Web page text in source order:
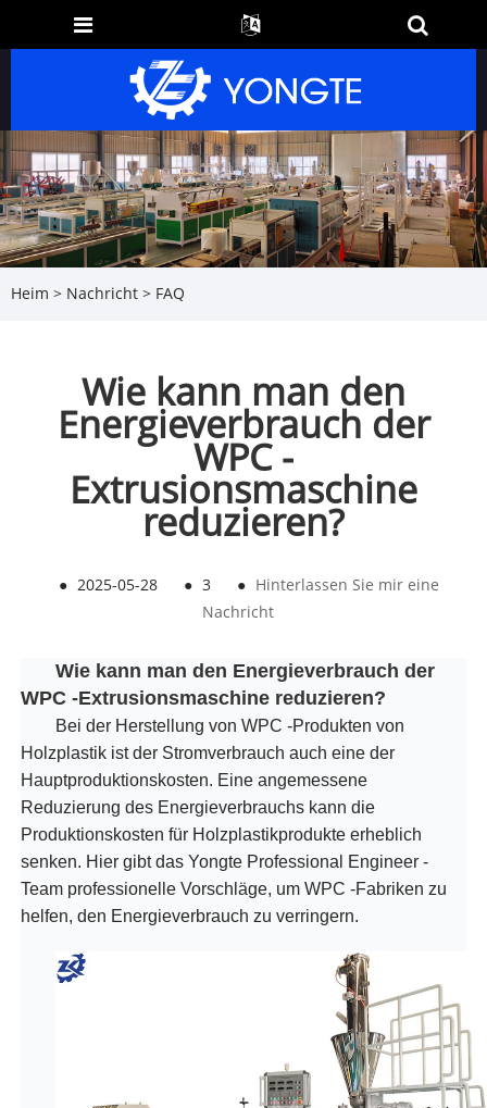
Heim > Nachricht > FAQ
Wie kann man den
Energieverbrauch der
WPC -
Extrusionsmaschine
reduzieren?
● 2025-05-28 ● 3 ● Hinterlassen Sie mir eine
Nachricht
Wie kann man den Energieverbrauch der
WPC -Extrusionsmaschine reduzieren?
Bei der Herstellung von WPC -Produkten von
Holzplastik ist der Stromverbrauch auch eine der
Hauptproduktionskosten. Eine angemessene
Reduzierung des Energieverbrauchs kann die
Produktionskosten für Holzplastikprodukte erheblich
senken. Hier gibt das Yongte Professional Engineer -
Team professionelle Vorschläge, um WPC -Fabriken zu
helfen, den Energieverbrauch zu verringern.